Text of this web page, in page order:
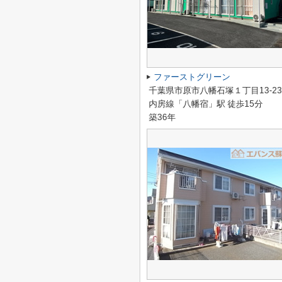
ファーストグリーン
千葉県市原市八幡石塚１丁目13-23
内房線「八幡宿」駅 徒歩15分
築36年